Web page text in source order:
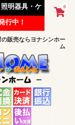
0
明器具・ケ
す。
行中！
販売ならヨナシンホー
ム